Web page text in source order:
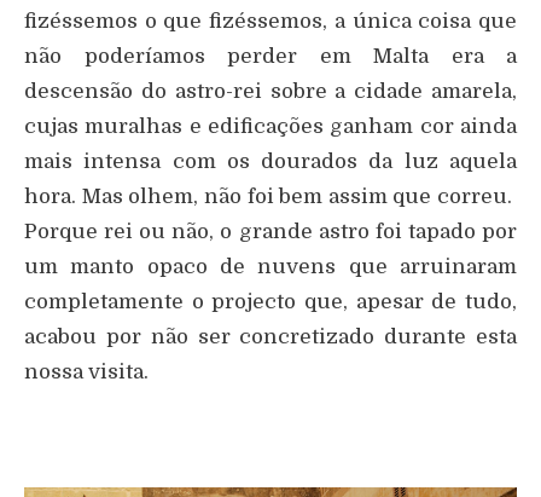
fizéssemos o que fizéssemos, a única coisa que
não poderíamos perder em Malta era a
descensão do astro-rei sobre a cidade amarela,
cujas muralhas e edificações ganham cor ainda
mais intensa com os dourados da luz aquela
hora. Mas olhem, não foi bem assim que correu.
Porque rei ou não, o grande astro foi tapado por
um manto opaco de nuvens que arruinaram
completamente o projecto que, apesar de tudo,
acabou por não ser concretizado durante esta
nossa visita.